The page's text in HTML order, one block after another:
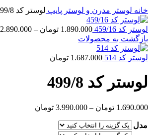
خانه لوستر مدرن و لوستر پایپ لوستر کد 499/8
لوستر کد 459/16 1.890.000 تومان –
2.890.000
بازگشت به محصولات
لوستر کد 514 1.687.000 تومان
لوستر کد 499/8
1.690.000 تومان –
3.990.000 تومان
مدل